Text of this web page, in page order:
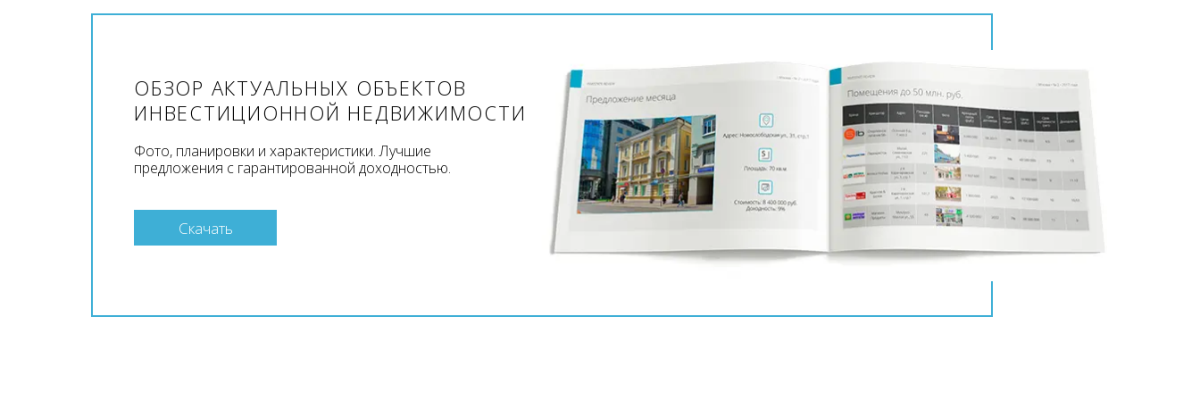
ОБЗОР АКТУАЛЬНЫХ ОБЪЕКТОВ
ИНВЕСТИЦИОННОЙ НЕДВИЖИМОСТИ
Фото, планировки и характеристики. Лучшие
предложения с гарантированной доходностью.
Скачать